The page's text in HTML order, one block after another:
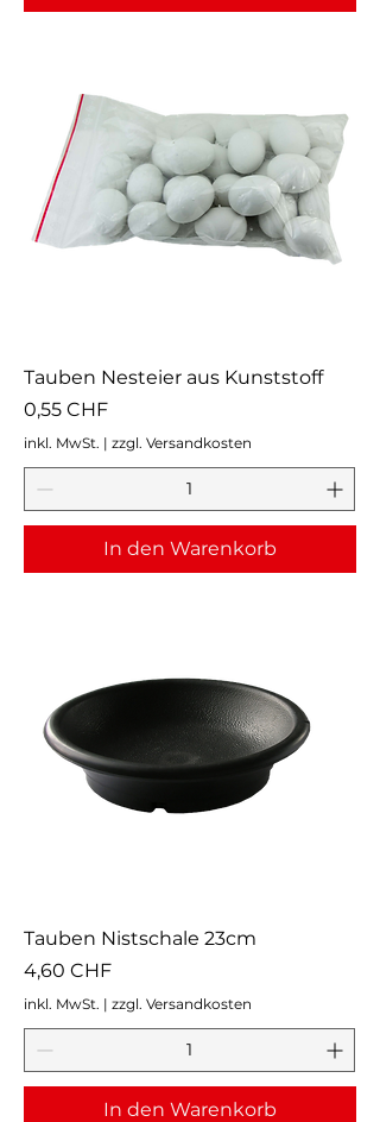
Tauben Nesteier aus Kunststoff
Preis
0,55 CHF
inkl. MwSt. | zzgl. Versandkosten
In den Warenkorb
Tauben Nistschale 23cm
Preis
4,60 CHF
inkl. MwSt. | zzgl. Versandkosten
In den Warenkorb